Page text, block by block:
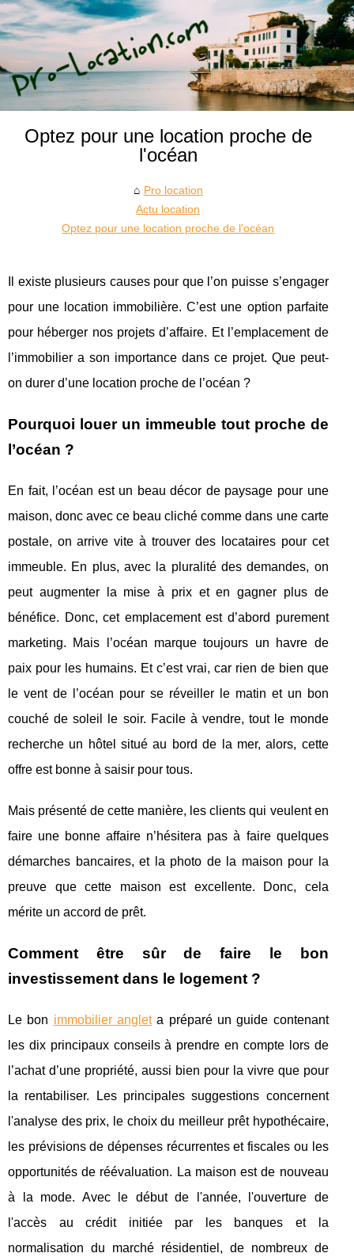
Optez pour une location proche de
l'océan
Pro location
Actu location
Optez pour une location proche de l'océan
Il existe plusieurs causes pour que l’on puisse s’engager
pour une location immobilière. C’est une option parfaite
pour héberger nos projets d’affaire. Et l’emplacement de
l’immobilier a son importance dans ce projet. Que peut-
on durer d’une location proche de l’océan ?
Pourquoi louer un immeuble tout proche de
l’océan ?
En fait, l’océan est un beau décor de paysage pour une
maison, donc avec ce beau cliché comme dans une carte
postale, on arrive vite à trouver des locataires pour cet
immeuble. En plus, avec la pluralité des demandes, on
peut augmenter la mise à prix et en gagner plus de
bénéfice. Donc, cet emplacement est d’abord purement
marketing. Mais l’océan marque toujours un havre de
paix pour les humains. Et c’est vrai, car rien de bien que
le vent de l’océan pour se réveiller le matin et un bon
couché de soleil le soir. Facile à vendre, tout le monde
recherche un hôtel situé au bord de la mer, alors, cette
offre est bonne à saisir pour tous.
Mais présenté de cette manière, les clients qui veulent en
faire une bonne affaire n’hésitera pas à faire quelques
démarches bancaires, et la photo de la maison pour la
preuve que cette maison est excellente. Donc, cela
mérite un accord de prêt.
Comment être sûr de faire le bon
investissement dans le logement ?
Le bon immobilier angleta préparé un guide contenant
les dix principaux conseils à prendre en compte lors de
l’achat d’une propriété, aussi bien pour la vivre que pour
la rentabiliser. Les principales suggestions concernent
l'analyse des prix, le choix du meilleur prêt hypothécaire,
les prévisions de dépenses récurrentes et fiscales ou les
opportunités de réévaluation. La maison est de nouveau
à la mode. Avec le début de l'année, l'ouverture de
l'accès au crédit initiée par les banques et la
normalisation du marché résidentiel, de nombreux de